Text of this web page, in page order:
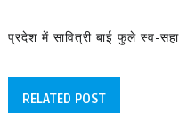
प्रदेश में सावित्री बाई फुले स्व-
RELATED POST